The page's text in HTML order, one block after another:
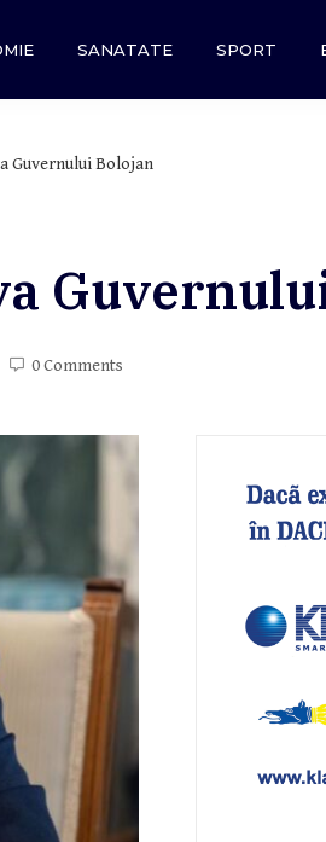
SANATATE SPORT
Guvernului Bolojan
0 Comments